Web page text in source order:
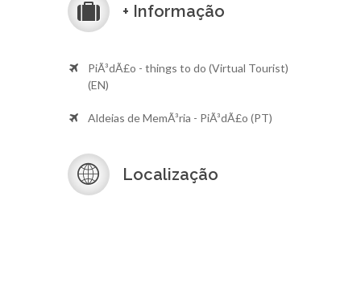
+ Informação
PiÃ³dÃ£o - things to do (Virtual Tourist)
(EN)
Aldeias de MemÃ³ria - PiÃ³dÃ£o (PT)
Localização